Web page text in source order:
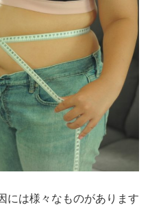
には様々なものがあります